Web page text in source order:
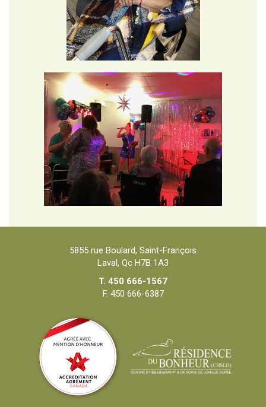
5855 rue Boulard, Saint-François
Laval, Qc H7B 1A3
T. 450 666-1567
F. 450 666-6387